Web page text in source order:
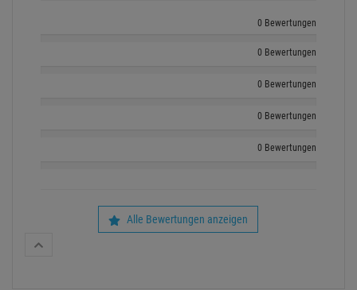
0 Bewertungen
0 Bewertungen
0 Bewertungen
0 Bewertungen
0 Bewertungen
Alle Bewertungen anzeigen